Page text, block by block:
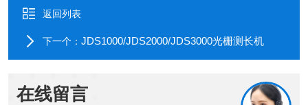
返回列表
下一个： JDS1000/JDS2000/JDS3000光栅测长机
在线留言